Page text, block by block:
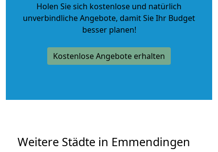
Holen Sie sich kostenlose und natürlich
unverbindliche Angebote, damit Sie Ihr Budget
besser planen!
Kostenlose Angebote erhalten
Weitere Städte in Emmendingen